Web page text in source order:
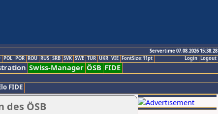
Servertime 07.08.2026 15:38:28
Logout
Login
POL POR ROU RUS SRB SVK SWE TUR UKR VIE FontSize:11pt
Swiss-Manager ÖSB FIDE
FIDE
ÖSB